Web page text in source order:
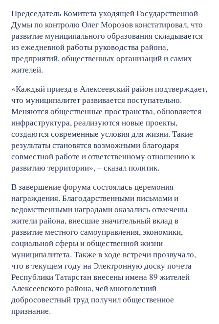
Председатель Комитета уходящей Государственной
Думы по контролю Олег Морозов констатировал, что
развитие муниципального образования складывается
из ежедневной работы руководства района,
предприятий, общественных организаций и самих
жителей.
«Каждый приезд в Алексеевский район подтверждает,
что муниципалитет развивается поступательно.
Меняются общественные пространства, обновляется
инфраструктура, реализуются новые проекты,
создаются современные условия для жизни. Такие
результаты становятся возможными благодаря
совместной работе и ответственному отношению к
развитию территории», – сказал политик.
В завершение форума состоялась церемония
награждения. Благодарственными письмами и
ведомственными наградами оказались отмечены
жители района, внесшие значительный вклад в
развитие местного самоуправления, экономики,
социальной сферы и общественной жизни
муниципалитета. Также в ходе встречи прозвучало,
что в текущем году на Электронную доску почета
Республики Татарстан внесены имена 89 жителей
Алексеевского района, чей многолетний
добросовестный труд получил общественное
признание.